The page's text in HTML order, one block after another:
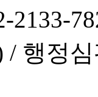
2133-
/ 행정심